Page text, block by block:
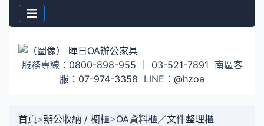
服務專線： 0800-898-955 03-521-7891 南區客
服： 07-974-3358 LINE： @hzoa
首頁>辦公收納 / 櫥櫃>OA資料櫃／文件整理櫃